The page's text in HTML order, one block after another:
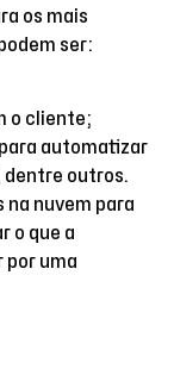
os mais
ser:
o cliente;
automatizar
dentre outros.
na nuvem para
o que a
por uma